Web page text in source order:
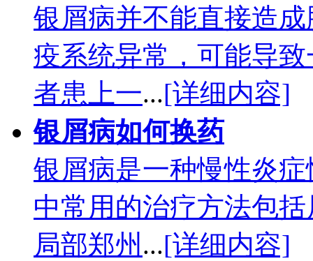
银屑病并不能直接造
疫系统异常，可能导
者患上一...[详细内容]
银屑病如何换药
银屑病是一种慢性炎
中常用的治疗方法包
局部郑州 ...[详细内容]